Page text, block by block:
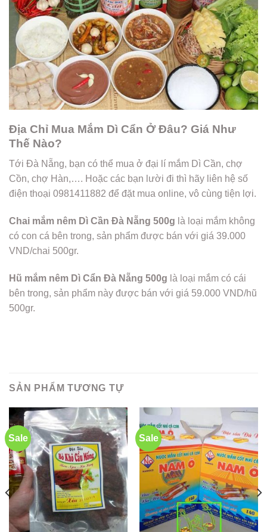
Địa Chỉ Mua Mắm Dì Cẩn Ở Đâu? Giá Như
Thế Nào?
Tới Đà Nẵng, bạn có thể mua ở đại lí mắm Dì Cần, chợ
Cồn, chợ Hàn,…. Hoặc các bạn lười đi thì hãy liên hệ số
điện thoại 0981411882 để đặt mua online, vô cùng tiện lợi.
Chai mắm nêm Dì Cần Đà Nẵng 500g là loại mắm không
có con cá bên trong, sản phẩm được bán với giá 39.000
VND/chai 500gr.
Hũ mắm nêm Dì Cẩn Đà Nẵng 500g là loại mắm có cái
bên trong, sản phẩm này được bán với giá 59.000 VND/hũ
500gr.
SẢN PHẨM TƯƠNG TỰ
Sale Sale